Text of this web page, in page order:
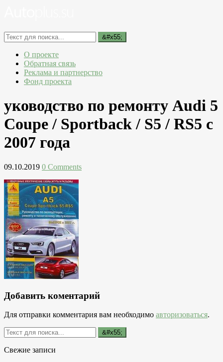
О проекте
Обратная связь
Реклама и партнерство
Фонд проекта
уководство по ремонту Audi 5
Coupe / Sportback / S5 / RS5 с
2007 года
09.10.2019 0 Comments
Добавить коментарий
Для отправки комментария вам необходимо авторизоваться.
Свежие записи